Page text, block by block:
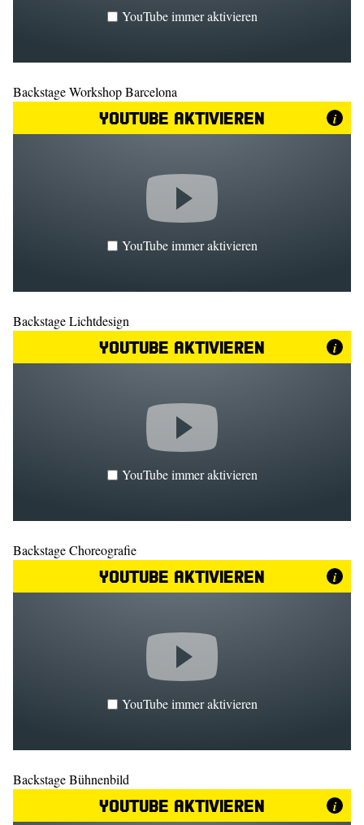
YouTube immer aktivieren
Backstage Workshop Barcelona
YouTube aktivieren i
YouTube immer aktivieren
Backstage Lichtdesign
YouTube aktivieren i
YouTube immer aktivieren
Backstage Choreografie
YouTube aktivieren i
YouTube immer aktivieren
Backstage Bühnenbild
YouTube aktivieren i